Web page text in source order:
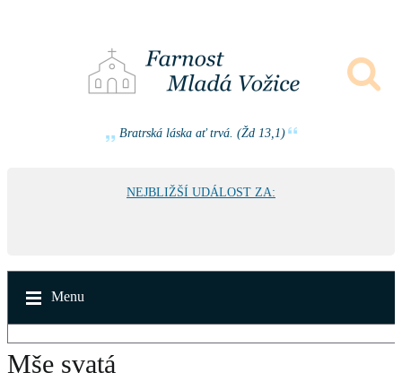
Bratrská láska ať trvá. (Žd 13,1)
NEJBLIŽŠÍ UDÁLOST ZA:
Menu
Mše svatá